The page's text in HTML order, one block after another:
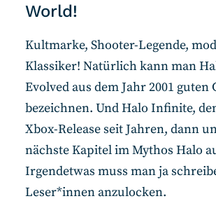
World!
Kultmarke, Shooter-Legende,
Klassiker! Natürlich kann man
Evolved aus dem Jahr 2001 guten
bezeichnen. Und Halo Infinite,
Xbox-Release seit Jahren, dann
nächste Kapitel im Mythos Halo
Irgendetwas muss man ja
Leser*innen anzulocken.